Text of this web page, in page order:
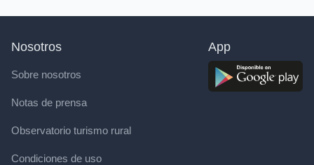
Nosotros
Sobre nosotros
Notas de prensa
Observatorio turismo rural
Condiciones de uso
App